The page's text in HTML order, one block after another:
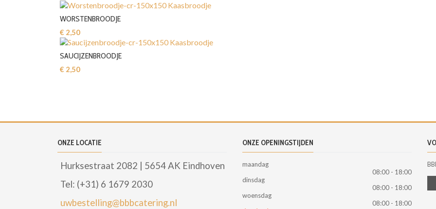
WORSTENBROODJE
€ 2,50‎
SAUCIJZENBROODJE
€ 2,50‎
ONZE LOCATIE
Hurksestraat 2082 | 5654 AK Eindhoven
Tel: (+31) 6 1679 2030
uwbestelling@bbbcatering.nl
ONZE OPENINGSTIJDEN
maandag
08:00 - 18:00
dinsdag
08:00 - 18:00
woensdag
08:00 - 18:00